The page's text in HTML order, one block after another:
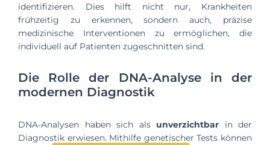
identifizieren. Dies hilft nicht nur, Krankheiten
frühzeitig zu erkennen, sondern auch, präzise
medizinische Interventionen zu ermöglichen, die
individuell auf Patienten zugeschnitten sind.
Die Rolle der DNA-Analyse in der
modernen Diagnostik
DNA-Analysen haben sich als unverzichtbar in der
Diagnostik erwiesen. Mithilfe genetischer Tests können